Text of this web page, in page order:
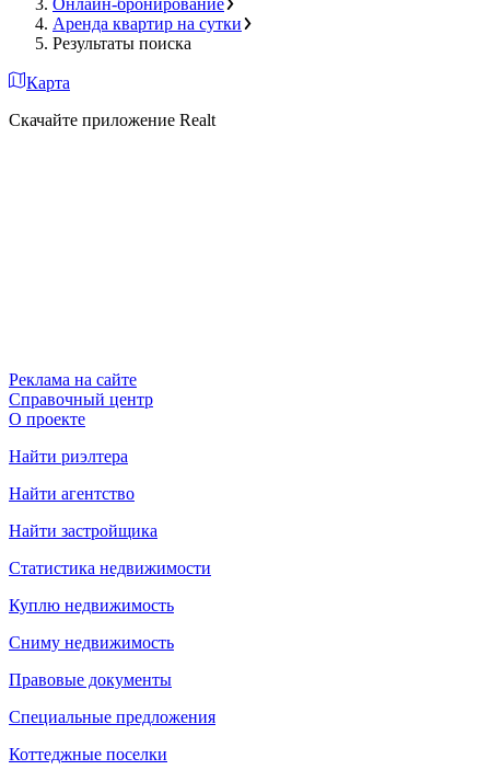
Онлайн-бронирование
Аренда квартир на сутки
Результаты поиска
Карта
Скачайте приложение Realt
Реклама на сайте
Справочный центр
О проекте
Найти риэлтера
Найти агентство
Найти застройщика
Статистика недвижимости
Куплю недвижимость
Сниму недвижимость
Правовые документы
Специальные предложения
Коттеджные поселки